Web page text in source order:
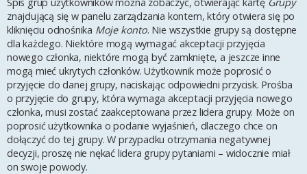
znajdującą się w panelu zarządzania kontem, który otwiera się po
kliknięciu odnośnika Moje konto. Nie wszystkie grupy są dostępne
dla każdego. Niektóre mogą wymagać akceptacji przyjęcia
nowego członka, niektóre mogą być zamknięte, a jeszcze inne
mogą mieć ukrytych członków. Użytkownik może poprosić o
przyjęcie do danej grupy, naciskając odpowiedni przycisk. Prośba
o przyjęcie do grupy, która wymaga akceptacji przyjęcia nowego
członka, musi zostać zaakceptowana przez lidera grupy. Może on
poprosić użytkownika o podanie wyjaśnień, dlaczego chce on
dołączyć do tej grupy. W przypadku otrzymania negatywnej
decyzji, proszę nie nękać lidera grupy pytaniami – widocznie miał
on swoje powody.